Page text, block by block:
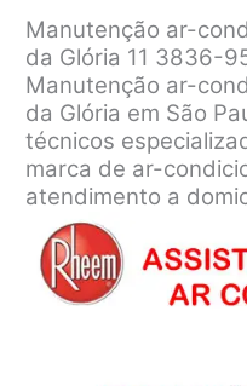
Manutenção ar-
da Glória 11 3836-
Manutenção ar-
da Glória em São
técnicos
marca de ar-
atendimento a